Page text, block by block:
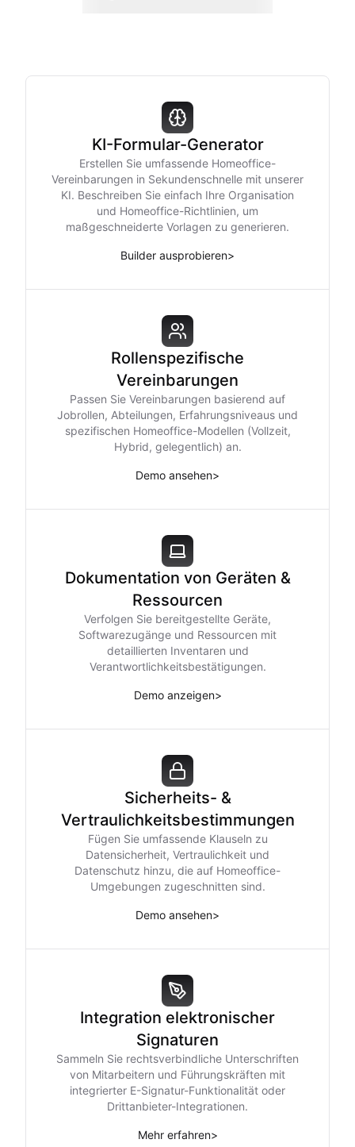
KI-Formular-Generator
Erstellen Sie umfassende Homeoffice-
Vereinbarungen in Sekundenschnelle mit unserer
KI. Beschreiben Sie einfach Ihre Organisation
und Homeoffice-Richtlinien, um
maßgeschneiderte Vorlagen zu generieren.
Builder ausprobieren>
Rollenspezifische
Vereinbarungen
Passen Sie Vereinbarungen basierend auf
Jobrollen, Abteilungen, Erfahrungsniveaus und
spezifischen Homeoffice-Modellen (Vollzeit,
Hybrid, gelegentlich) an.
Demo ansehen>
Dokumentation von Geräten &
Ressourcen
Verfolgen Sie bereitgestellte Geräte,
Softwarezugänge und Ressourcen mit
detaillierten Inventaren und
Verantwortlichkeitsbestätigungen.
Demo anzeigen>
Sicherheits- &
Vertraulichkeitsbestimmungen
Fügen Sie umfassende Klauseln zu
Datensicherheit, Vertraulichkeit und
Datenschutz hinzu, die auf Homeoffice-
Umgebungen zugeschnitten sind.
Demo ansehen>
Integration elektronischer
Signaturen
Sammeln Sie rechtsverbindliche Unterschriften
von Mitarbeitern und Führungskräften mit
integrierter E-Signatur-Funktionalität oder
Drittanbieter-Integrationen.
Mehr erfahren>